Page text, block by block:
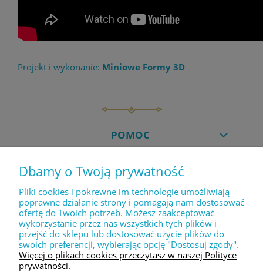
Projekt i wykonanie: Miniowe Formy 3D
POMOC
MOJE KONTO
PŁATNOŚCI I DOSTAWA
INFORMACJE
Dbamy o Twoją prywatność
Pliki cookies i pokrewne im technologie umożliwiają
poprawne działanie strony i pomagają nam dostosować
ofertę do Twoich potrzeb. Możesz zaakceptować
wykorzystanie przez nas wszystkich tych plików i
przejść do sklepu lub dostosować użycie plików do
swoich preferencji, wybierając opcję "Dostosuj zgody".
Więcej o plikach cookies przeczytasz w naszej Polityce
prywatności.